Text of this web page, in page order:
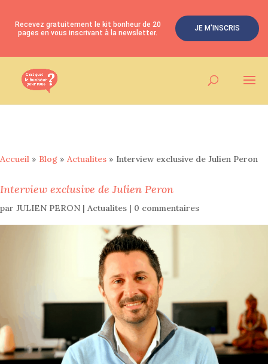
Accueil » Blog » Actualites » Interview exclusive de Julien Peron
Interview exclusive de Julien Peron
par JULIEN PERON | Actualites | 0 commentaires
Recevez gratuitement le kit bonheur de 20
pages en vous inscrivant à la newsletter.
JE M'INSCRIS